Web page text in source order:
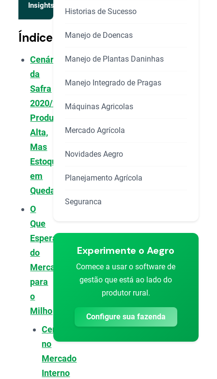
Insights
Índice
Cenário
da
Safra
2020/21:
Produção
Alta,
Mas
Estoques
em
Queda
O
Que
Esperar
do
Mercado
para
o
Milho
Cenário
no
Mercado
Interno
Historias de Sucesso
Manejo de Doencas
Manejo de Plantas Daninhas
Manejo Integrado de Pragas
Máquinas Agricolas
Mercado Agrícola
Novidades Aegro
Planejamento Agrícola
Seguranca
Experimente o Aegro
Comece a usar o software de
gestão que está ao lado do
produtor rural.
Configure sua fazenda